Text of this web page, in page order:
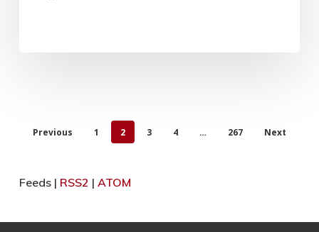
Previous 1 2 3 4 … 267 Next
Feeds | RSS2 | ATOM